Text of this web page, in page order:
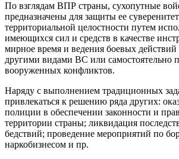
По взглядам ВПР страны, сухопутные
предназначены для защиты ее
территориальной целостности путем
имеющихся сил и средств в качестве
мирное время и ведения боевых действий
другими видами ВС или самостоятельно
вооруженных конфликтов.
Наряду с выполнением традиционных
привлекаться к решению ряда других:
полиции в обеспечении законности и
территории страны; ликвидация
бедствий; проведение мероприятий по
наркобизнесом и пр.